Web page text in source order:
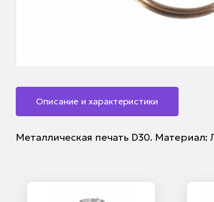
Описание и характеристики
Металлическая печать D30.